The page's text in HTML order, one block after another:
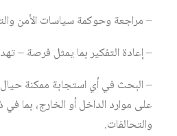
– مراجعة وحوكمة سياسات الأمن
– إعادة التفكير بما يمثل فرصة –
– البحث في أي استجابة ممكنة حيال
على موارد الداخل أو الخارج، بما في
والتحالفات.